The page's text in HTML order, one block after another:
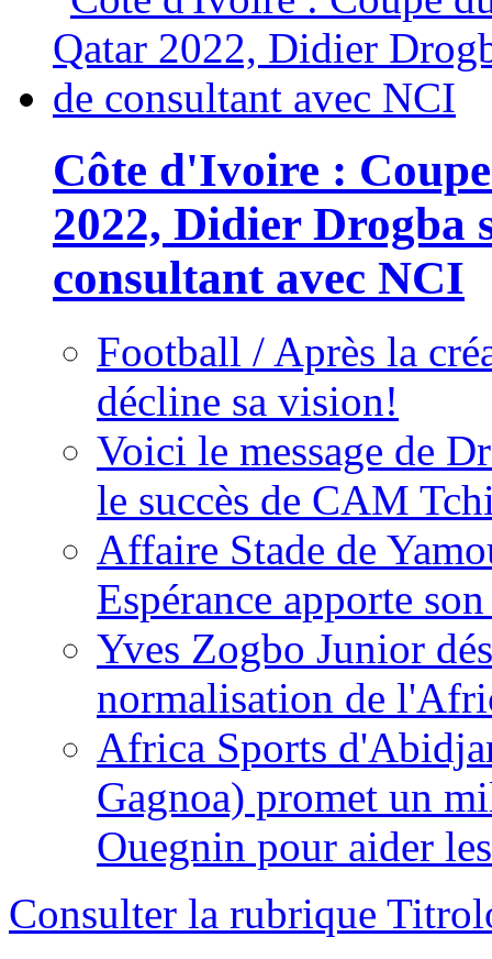
Côte d'Ivoire :
2022, Didier Drogba
consultant avec NCI
Football / Après la
décline sa vision!
Voici le message de
le succès de CAM
Affaire Stade de
Espérance apporte
Yves Zogbo Junior
normalisation de
Africa Sports
Gagnoa) promet un
Ouegnin pour aider
Consulter la rubrique